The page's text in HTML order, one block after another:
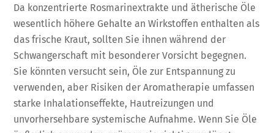
Da konzentrierte Rosmarinextrakte und ätherische Öle
wesentlich höhere Gehalte an Wirkstoffen enthalten als
das frische Kraut, sollten Sie ihnen während der
Schwangerschaft mit besonderer Vorsicht begegnen.
Sie könnten versucht sein, Öle zur Entspannung zu
verwenden, aber Risiken der Aromatherapie umfassen
starke Inhalationseffekte, Hautreizungen und
unvorhersehbare systemische Aufnahme. Wenn Sie Öle